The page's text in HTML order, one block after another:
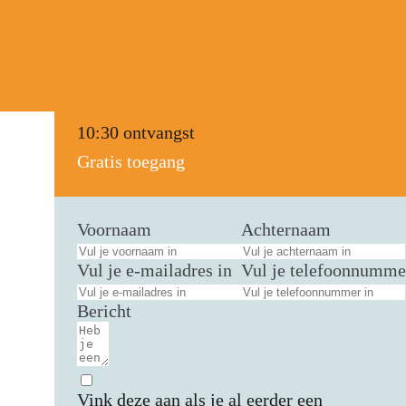
10:30 ontvangst
Gratis toegang
Voornaam Achternaam
Vul je e-mailadres in Vul je
Bericht
Vink deze aan als je al eerder een